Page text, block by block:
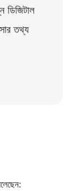
ডিজিটাল
তথ্য